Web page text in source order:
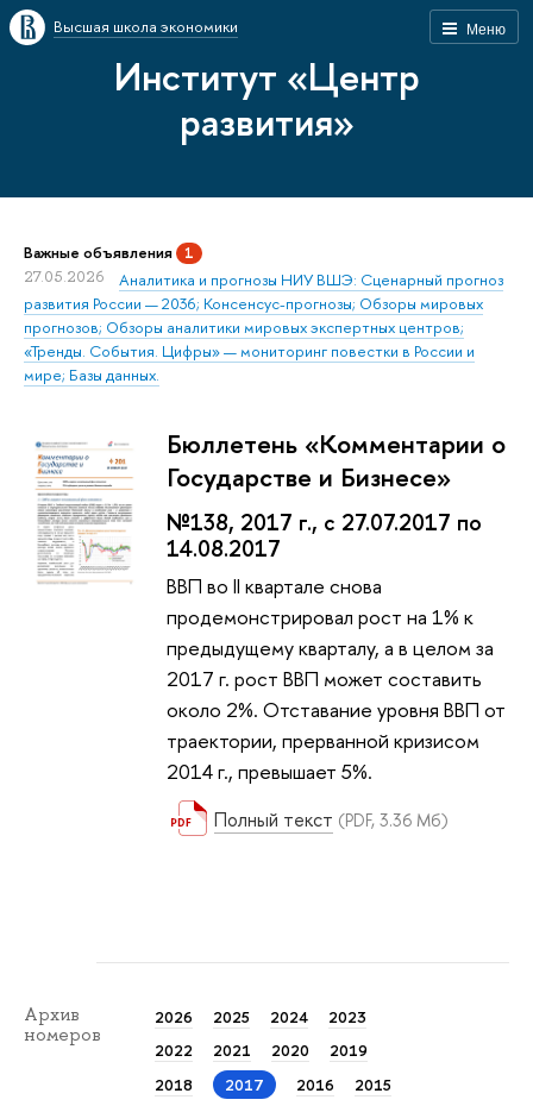
Меню
Высшая школа экономики
Институт «Центр
развития»
Важные объявления 1
27.05.2026
Аналитика и прогнозы НИУ ВШЭ: Сценарный прогноз
развития России — 2036; Консенсус-прогнозы; Обзоры мировых
прогнозов; Обзоры аналитики мировых экспертных центров;
«Тренды. События. Цифры» — мониторинг повестки в России и
мире; Базы данных.
Бюллетень «Комментарии о
Государстве и Бизнесе»
№138, 2017 г., с 27.07.2017 по
14.08.2017
ВВП во II квартале снова
продемонстрировал рост на 1% к
предыдущему кварталу, а в целом за
2017 г. рост ВВП может составить
около 2%. Отставание уровня ВВП от
траектории, прерванной кризисом
2014 г., превышает 5%.
Полный текст (PDF, 3.36 Мб)
Архив
номеров
2026 2025 2024
2023
2022
2021 2020
2019
2018
2017 2016
2015